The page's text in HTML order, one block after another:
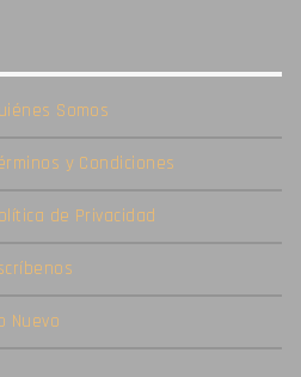
Somos
y Condiciones
de Privacidad
Nuevo